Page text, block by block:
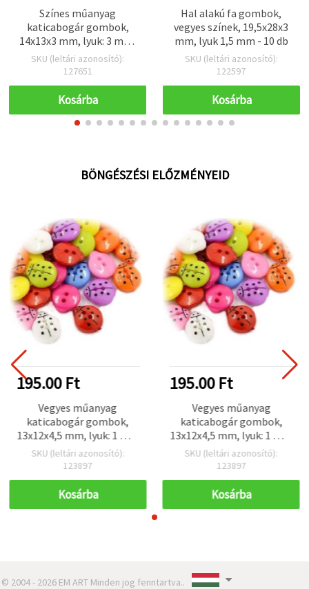
Színes műanyag
katicabogár gombok,
14x13x3 mm, lyuk: 3 mm,
vegyes színek – 20 db
SKU (leltári azonosító):
127651
Kosárba
Hal alakú fa gombok,
vegyes színek, 19,5x28x3
mm, lyuk 1,5 mm - 10 db
SKU (leltári azonosító):
122597
Kosárba
BÖNGÉSZÉSI ELŐZMÉNYEID
195.00 Ft
Vegyes műanyag
katicabogár gombok,
13x12x4,5 mm, lyuk: 1 mm
– 20 db
SKU (leltári azonosító):
123897
Kosárba
195.00 Ft
Vegyes műanyag
katicabogár gombok,
13x12x4,5 mm, lyuk: 1 mm
– 20 db
SKU (leltári azonosító):
123897
Kosárba
© 2004 - 2026 EM ART Minden jog fenntartva..